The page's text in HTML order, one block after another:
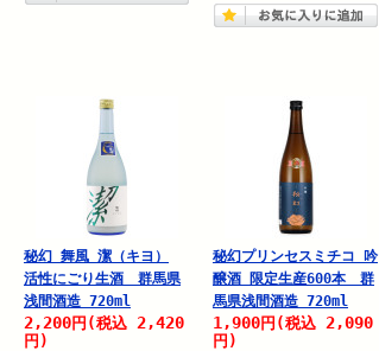
秘幻 舞風 潔（キヨ）
活性にごり生酒 群馬県
浅間酒造 720ml
2,200円 (税込 2,420
円)
秘幻プリンセスミチコ 吟
醸酒 限定生産600本 群
馬県浅間酒造 720ml
1,900円 (税込 2,090
円)